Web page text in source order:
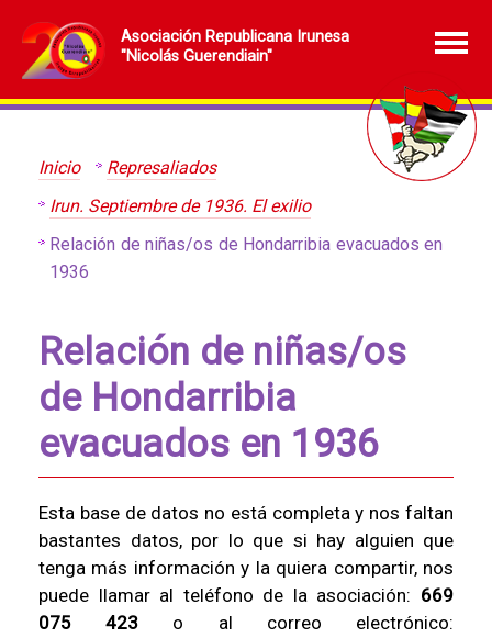
Asociación Republicana Irunesa
"Nicolás Guerendiain"
Inicio
Represaliados
Irun. Septiembre de 1936. El exilio
Relación de niñas/os de Hondarribia evacuados en
1936
Relación de niñas/os
de Hondarribia
evacuados en 1936
Esta base de datos no está completa y nos faltan
bastantes datos, por lo que si hay alguien que
tenga más información y la quiera compartir, nos
puede llamar al teléfono de la asociación: 669
075 423 o al correo electrónico: